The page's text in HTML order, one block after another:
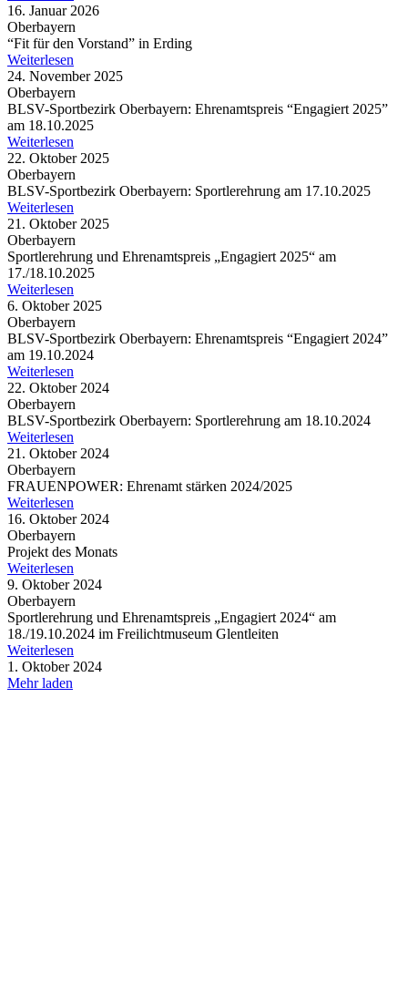
16. Januar 2026
Oberbayern
“Fit für den Vorstand” in Erding
Weiterlesen
24. November 2025
Oberbayern
BLSV-Sport­be­zirk Ober­bay­ern: Ehren­amts­preis “Enga­giert 2025”
am 18.10.2025
Weiterlesen
22. Oktober 2025
Oberbayern
BLSV-Sport­be­zirk Ober­bay­ern: Sport­ler­eh­rung am 17.10.2025
Weiterlesen
21. Oktober 2025
Oberbayern
Sport­ler­eh­rung und Ehren­amts­preis „Enga­giert 2025“ am
17./18.10.2025
Weiterlesen
6. Oktober 2025
Oberbayern
BLSV-Sport­be­zirk Ober­bay­ern: Ehren­amts­preis “Enga­giert 2024”
am 19.10.2024
Weiterlesen
22. Oktober 2024
Oberbayern
BLSV-Sport­be­zirk Ober­bay­ern: Sport­ler­eh­rung am 18.10.2024
Weiterlesen
21. Oktober 2024
Oberbayern
FRAU­EN­POWER: Ehren­amt stär­ken 2024/2025
Weiterlesen
16. Oktober 2024
Oberbayern
Projekt des Monats
Weiterlesen
9. Oktober 2024
Oberbayern
Sport­ler­eh­rung und Ehren­amts­preis „Enga­giert 2024“ am
18./19.10.2024 im Frei­licht­mu­seum Glentleiten
Weiterlesen
1. Oktober 2024
Mehr laden